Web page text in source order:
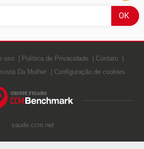
uso Política de Privacidade
Contato
Da Mulher Configuração de cookies
saude.ccm.net